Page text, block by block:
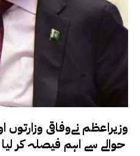
وزیراعظم نےوفاقی وزارتوں